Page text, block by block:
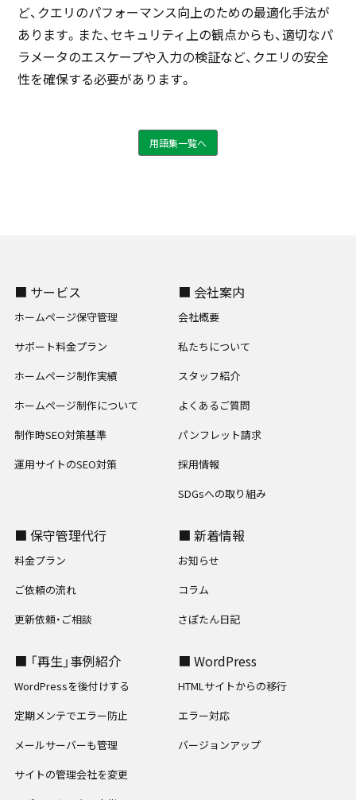
ど、クエリのパフォーマンス向上のための最適化手法が
あります。また、セキュリティ上の観点からも、適切なパ
ラメータのエスケープや入力の検証など、クエリの安全
性を確保する必要があります。
用語集一覧へ
■ サービス
ホームページ保守管理
サポート料金プラン
ホームページ制作実績
ホームページ制作について
制作時SEO対策基準
運用サイトのSEO対策
■ 会社案内
会社概要
私たちについて
スタッフ紹介
よくあるご質問
パンフレット請求
採用情報
SDGsへの取り組み
■ 保守管理代行
料金プラン
ご依頼の流れ
更新依頼・ご相談
■ 新着情報
お知らせ
コラム
さぽたん日記
■ 「再生」事例紹介
WordPressを後付けする
定期メンテでエラー防止
メールサーバーも管理
サイトの管理会社を変更
■ WordPress
HTMLサイトからの移行
エラー対応
バージョンアップ